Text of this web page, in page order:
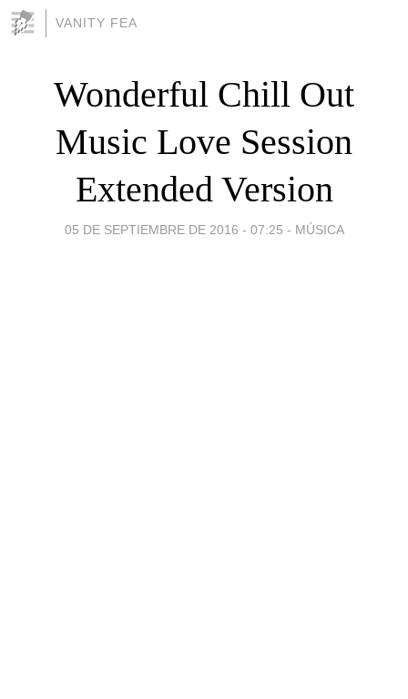
VANITY FEA
Wonderful Chill Out
Music Love Session
Extended Version
05 DE SEPTIEMBRE DE 2016 - 07:25 - MÚSICA